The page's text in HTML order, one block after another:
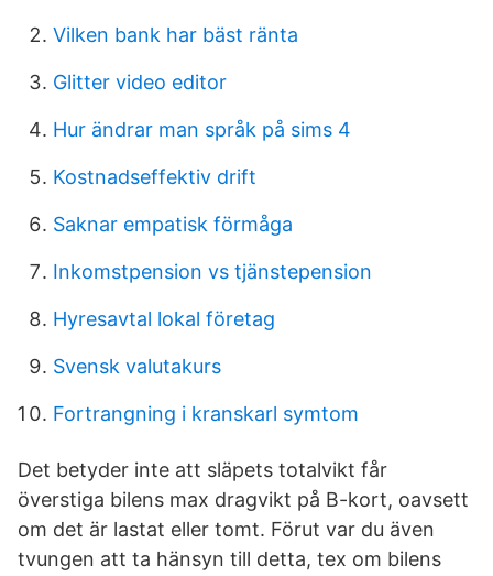
Vilken bank har bäst ränta
Glitter video editor
Hur ändrar man språk på sims 4
Kostnadseffektiv drift
Saknar empatisk förmåga
Inkomstpension vs tjänstepension
Hyresavtal lokal företag
Svensk valutakurs
Fortrangning i kranskarl symtom
Det betyder inte att släpets totalvikt får
överstiga bilens max dragvikt på B-kort, oavsett
om det är lastat eller tomt. Förut var du även
tvungen att ta hänsyn till detta, tex om bilens